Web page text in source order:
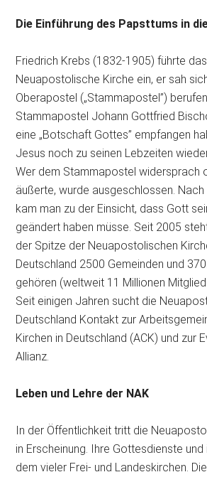
Die Einführung des Papsttums in
Friedrich Krebs (1832-1905) führte
Neuapostolische Kirche ein, er sah
Oberapostel („Stammapostel”)
Stammapostel Johann Gottfried
eine „Botschaft Gottes” empfangen
Jesus noch zu seinen Lebzeiten
Wer dem Stammapostel widersprach
äußerte, wurde ausgeschlossen.
kam man zu der Einsicht, dass Gott
geändert haben müsse. Seit 2005
der Spitze der Neuapostolischen
Deutschland 2500 Gemeinden und
gehören (weltweit 11 Millionen
Seit einigen Jahren sucht die
Deutschland Kontakt zur
Kirchen in Deutschland (ACK) und zur
Allianz.
Leben und Lehre der NAK
In der Öffentlichkeit tritt die
in Erscheinung. Ihre Gottesdienste und
dem vieler Frei- und Landeskirchen.